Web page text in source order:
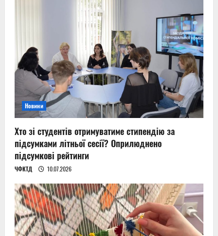
Новини
Хто зі студентів отримуватиме стипендію за
підсумками літньої сесії? Оприлюднено
підсумкові рейтинги
ЧФКТД 10.07.2026